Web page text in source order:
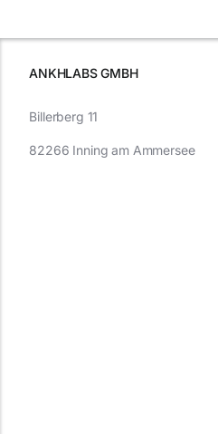
müssen
ANKHLABS GMBH
Billerberg 11
82266 Inning am Ammersee